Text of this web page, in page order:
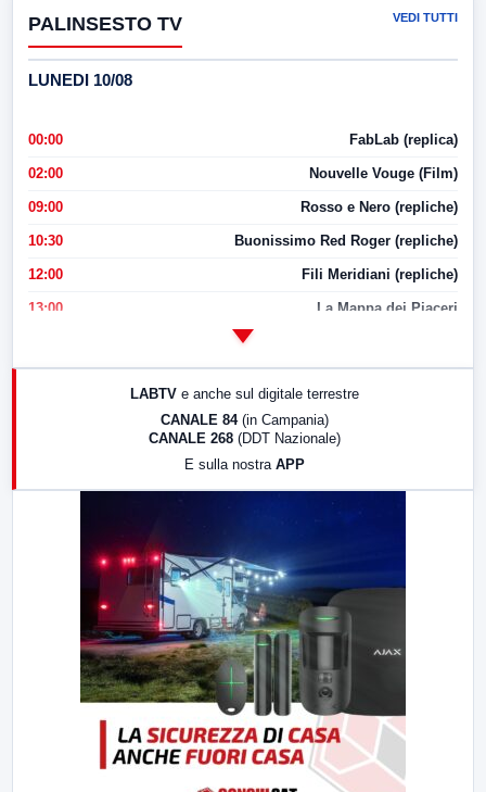
PALINSESTO TV VEDI TUTTI
LUNEDI 10/08
00:00 FabLab (replica)
02:00 Nouvelle Vouge (Film)
09:00 Rosso e Nero (repliche)
10:30 Buonissimo Red Roger (repliche)
12:00 Fili Meridiani (repliche)
13:00 La Mappa dei Piaceri
LABTV e anche sul digitale terrestre
CANALE 84 (in Campania)
CANALE 268 (DDT Nazionale)
E sulla nostra APP